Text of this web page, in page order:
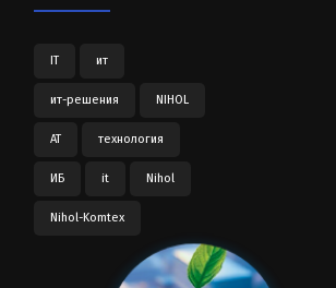
IT ит
ит-решения NIHOL
АТ технология
ИБ it Nihol
Nihol-Komtex